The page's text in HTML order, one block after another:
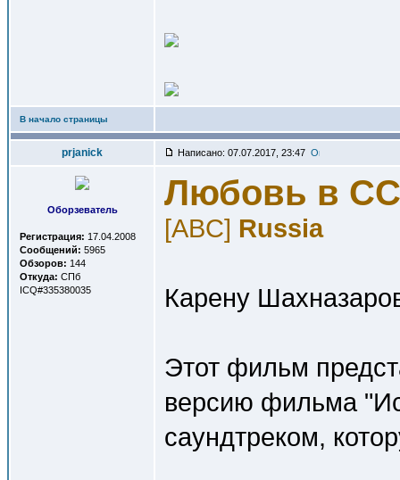
В начало страницы
prjanick Написано: 07.07.2017, 23:47
Оборзеватель
Регистрация: 17.04.2008
Сообщений: 5965
Обзоров: 144
Откуда: СПб
ICQ#335380035
Любовь в
[ABC] Russia
Карену
Этот фильм
версию фильма
саундтреком,